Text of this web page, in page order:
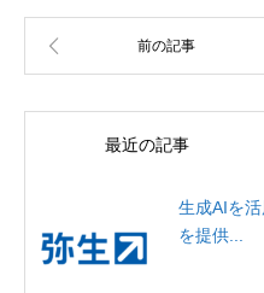
最近の記事
生成AIを
を提供...